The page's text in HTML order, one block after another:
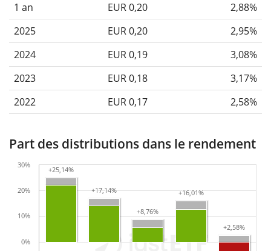
1 an
EUR 0,20
2,88%
2025
EUR 0,20
2,95%
2024
EUR 0,19
3,08%
2023
EUR 0,18
3,17%
2022
EUR 0,17 2,58%
Part des distributions dans le rendement
+25,14%
+25,14%
+17,14%
+17,14%
+8,76%
+8,76%
+16,01%
+16,01%
+2,58%
+2,58%
0%
10%
20%
30%